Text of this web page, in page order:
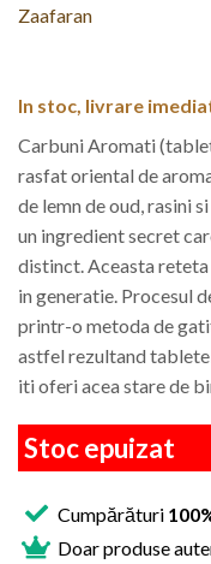
In stoc, livrare
Carbuni Aromati
rasfat oriental de
de lemn de oud, rasini
un ingredient secret
distinct. Aceasta
in generatie. Procesul
printr-o metoda de
astfel rezultand
iti oferi acea stare de
Stoc epuizat
Cumpărături
Doar produse